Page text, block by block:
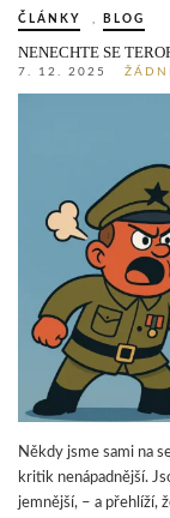
ČLÁNKY , BLOG
NENECHTE SE
7. 12. 2025
Někdy jsme sami na
kritik nenápadnější.
jemnější, – a přehlíží,